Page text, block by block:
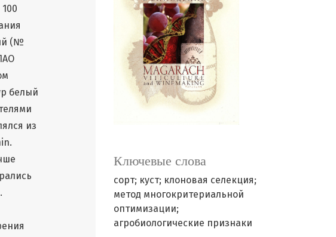
Ключевые слова
сорт; куст; клоновая селекция;
метод многокритериальной
оптимизации;
агробиологические признаки
(№
белый
из